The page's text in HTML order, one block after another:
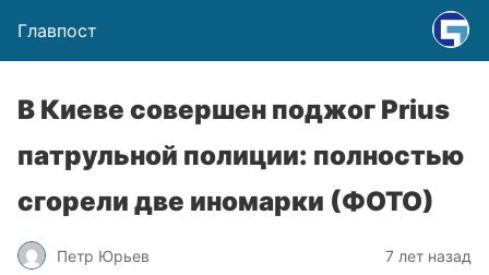
Главпост
В Киеве совершен поджог Prius
патрульной полиции: полностью
сгорели две иномарки (ФОТО)
Петр Юрьев 7 лет назад